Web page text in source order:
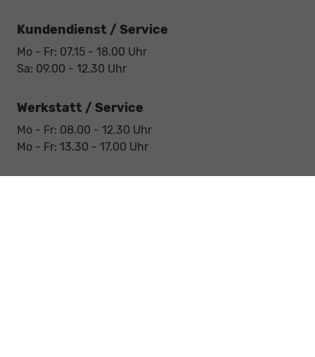
Kundendienst / Service
Mo - Fr: 07.15 - 18.00 Uhr
Sa: 09.00 - 12.30 Uhr
Werkstatt / Service
Mo - Fr: 08.00 - 12.30 Uhr
Mo - Fr: 13.30 - 17.00 Uhr